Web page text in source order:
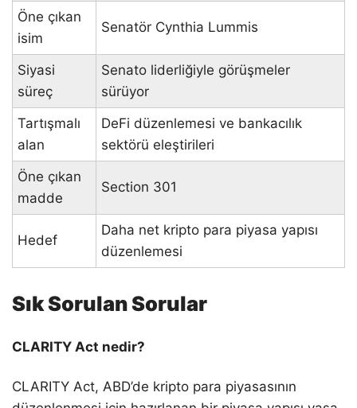
Öne çıkan
isim
Senatör Cynthia Lummis
Siyasi
süreç
Senato liderliğiyle görüşmeler
sürüyor
Tartışmalı
alan
DeFi düzenlemesi ve bankacılık
sektörü eleştirileri
Öne çıkan
madde
Section 301
Hedef
Daha net kripto para piyasa yapısı
düzenlemesi
Sık Sorulan Sorular
CLARITY Act nedir?
CLARITY Act, ABD’de kripto para piyasasının